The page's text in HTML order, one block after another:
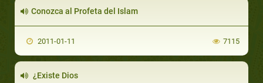
Conozca al Profeta del Islam
2011-01-11 7115
¿Existe Dios